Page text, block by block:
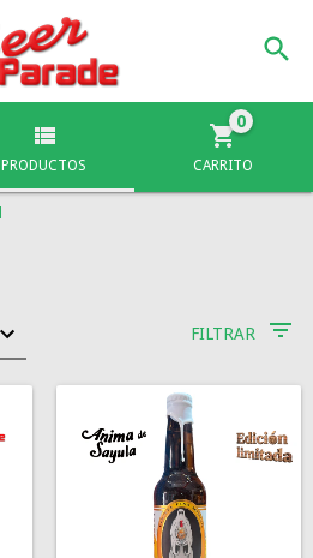
PRODUCTOS CARRITO
0
FILTRAR